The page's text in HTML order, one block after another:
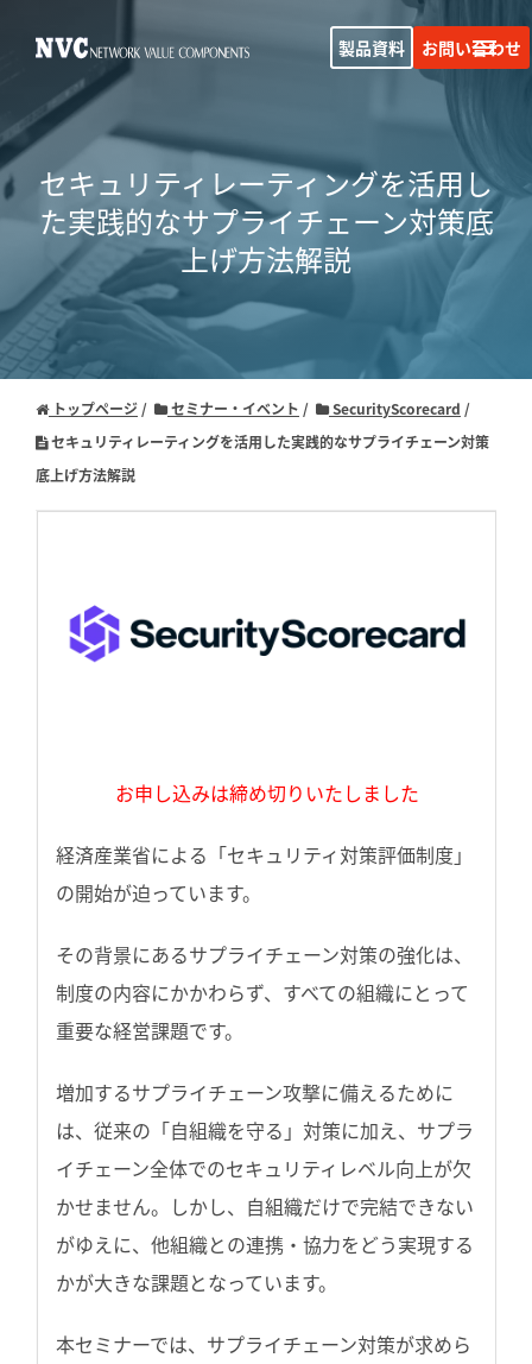
製品資料 お問い合わせ
セキュリティレーティングを活用し
た実践的なサプライチェーン対策底
上げ方法解説
トップページ セミナー・イベント
SecurityScorecard
セキュリティレーティングを活用した実践的なサプライチェーン対策
底上げ方法解説
お申し込みは締め切りいたしました
経済産業省による「セキュリティ対策評価制度」
の開始が迫っています。
その背景にあるサプライチェーン対策の強化は、
制度の内容にかかわらず、すべての組織にとって
重要な経営課題です。
増加するサプライチェーン攻撃に備えるために
は、従来の「自組織を守る」対策に加え、サプラ
イチェーン全体でのセキュリティレベル向上が欠
かせません。しかし、自組織だけで完結できない
がゆえに、他組織との連携・協力をどう実現する
かが大きな課題となっています。
本セミナーでは、サプライチェーン対策が求めら